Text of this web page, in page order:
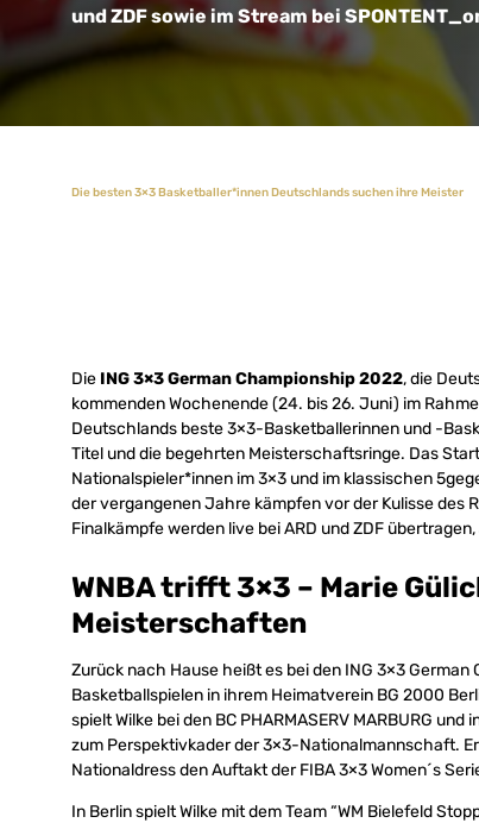
und ZDF sowie im Stream bei
Die besten 3×3 Basketballer*innen Deutschlands suchen ihre Meister
Die ING 3×3 German Championship 2022, die
kommenden Wochenende (24. bis 26. Juni) im
Deutschlands beste 3×3-Basketballerinnen und -
Titel und die begehrten Meisterschaftsringe. Das
Nationalspieler*innen im 3×3 und im klassischen
der vergangenen Jahre kämpfen vor der Kulisse des
Finalkämpfe werden live bei ARD und ZDF
WNBA trifft 3×3 – Marie
Meisterschaften
Zurück nach Hause heißt es bei den ING 3×3
Basketballspielen in ihrem Heimatverein BG 2000
spielt Wilke bei den BC PHARMASERV MARBURG
zum Perspektivkader der 3×3-Nationalmannschaft.
Nationaldress den Auftakt der FIBA 3×3 Women´s
In Berlin spielt Wilke mit dem Team “WM Bielefeld